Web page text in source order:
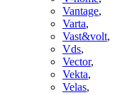
Vantage,
Varta,
Vast&volt,
Vds,
Vector,
Vekta,
Velas,